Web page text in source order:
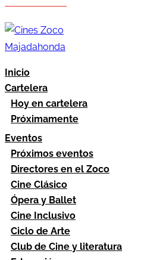
Inicio
Cartelera
Hoy en cartelera
Próximamente
Eventos
Próximos eventos
Directores en el Zoco
Cine Clásico
Ópera y Ballet
Cine Inclusivo
Ciclo de Arte
Club de Cine y literatura